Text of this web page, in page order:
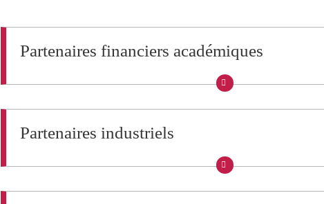
Partenaires financiers académiques
Partenaires industriels